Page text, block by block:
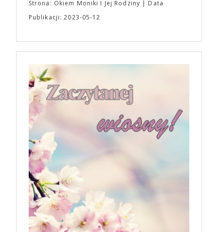
Strona: Okiem Moniki I Jej Rodziny
Data
Publikacji: 2023-05-12